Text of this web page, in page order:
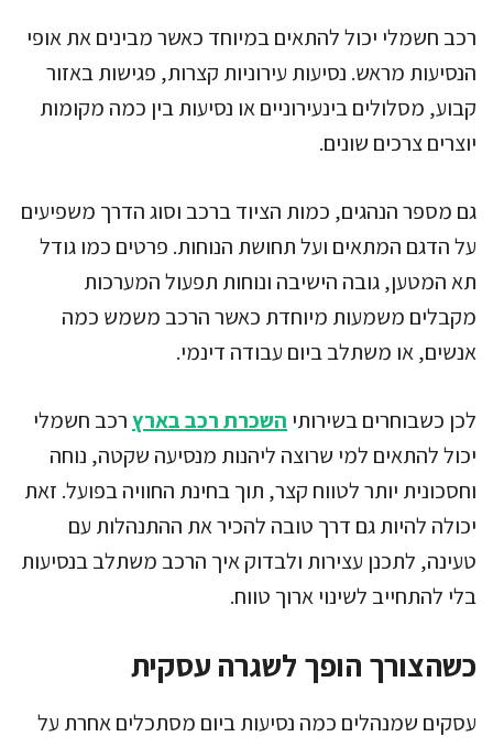
רכב חשמלי יכול להתאים במיוחד כאשר מבינים את אופי
הנסיעות מראש. נסיעות עירוניות קצרות, פגישות באזור
קבוע, מסלולים בינעירוניים או נסיעות בין כמה מקומות
יוצרים צרכים שונים.
גם מספר הנהגים, כמות הציוד ברכב וסוג הדרך משפיעים
על הדגם המתאים ועל תחושת הנוחות. פרטים כמו גודל
תא המטען, גובה הישיבה ונוחות תפעול המערכות
מקבלים משמעות מיוחדת כאשר הרכב משמש כמה
אנשים, או משתלב ביום עבודה דינמי.
לכן כשבוחרים בשירותי השכרת רכב בארץרכב חשמלי
יכול להתאים למי שרוצה ליהנות מנסיעה שקטה, נוחה
וחסכונית יותר לטווח קצר, תוך בחינת החוויה בפועל. זאת
יכולה להיות גם דרך טובה להכיר את ההתנהלות עם
טעינה, לתכנן עצירות ולבדוק איך הרכב משתלב בנסיעות
בלי להתחייב לשינוי ארוך טווח.
כשהצורך הופך לשגרה עסקית
עסקים שמנהלים כמה נסיעות ביום מסתכלים אחרת על